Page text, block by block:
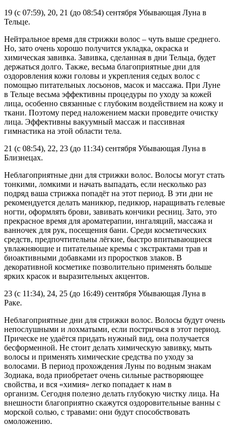
19 (с 07:59), 20, 21 (до 08:54) сентября Убывающая Луна в
Тельце.
Нейтральное время для стрижки волос – чуть выше среднего.
Но, зато очень хорошо получится укладка, окраска и
химическая завивка. Завивка, сделанная в дни Тельца, будет
держаться долго. Также, весьма благоприятные дни для
оздоровления кожи головы и укрепления седых волос с
помощью питательных лосьонов, масок и массажа. При Луне
в Тельце весьма эффективны процедуры по уходу за кожей
лица, особенно связанные с глубоким воздействием на кожу и
ткани. Поэтому перед наложением маски проведите очистку
лица. Эффективны вакуумный массаж и пассивная
гимнастика на этой области тела.
21 (с 08:54), 22, 23 (до 11:34) сентября Убывающая Луна в
Близнецах.
Неблагоприятные дни для стрижки волос. Волосы могут стать
тонкими, ломкими и начать выпадать, если несколько раз
подряд ваша стрижка попадёт на этот период. В эти дни не
рекомендуется делать маникюр, педикюр, наращивать гелевые
ногти, оформлять брови, завивать кончики ресниц. Зато, это
прекрасное время для ароматерапии, ингаляций, массажа и
ванночек для рук, посещения бани. Среди косметических
средств, предпочтительны лёгкие, быстро впитывающиеся
увлажняющие и питательные кремы с экстрактами трав и
биоактивными добавками из проростков злаков. В
декоративной косметике позволительно применять больше
ярких красок и выразительных акцентов.
23 (с 11:34), 24, 25 (до 16:49) сентября Убывающая Луна в
Раке.
Неблагоприятные дни для стрижки волос. Волосы будут очень
непослушными и лохматыми, если постричься в этот период.
Прическе не удаётся придать нужный вид, она получается
бесформенной. Не стоит делать химическую завивку, мыть
волосы и применять химические средства по уходу за
волосами. В период прохождения Луны по водным знакам
Зодиака, вода приобретает очень сильные растворяющее
свойства, и вся «химия» легко попадает к нам в
организм. Сегодня полезно делать глубокую чистку лица. На
внешности благоприятно скажутся оздоровительные ванны с
морской солью, с травами: они будут способствовать
омоложению.